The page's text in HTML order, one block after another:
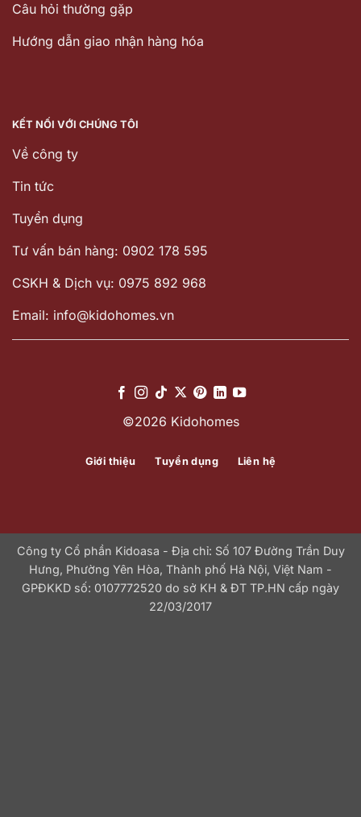
Câu hỏi thường gặp
Hướng dẫn giao nhận hàng hóa
KẾT NỐI VỚI CHÚNG TÔI
Về công ty
Tin tức
Tuyển dụng
Tư vấn bán hàng: 0902 178 595
CSKH & Dịch vụ: 0975 892 968
Email: info@kidohomes.vn
©2026 Kidohomes
Giới thiệu Tuyển dụng Liên hệ
Công ty Cổ phần Kidoasa - Địa chỉ: Số 107 Đường Trần Duy
Hưng, Phường Yên Hòa, Thành phố Hà Nội, Việt Nam -
GPĐKKD số: 0107772520 do sở KH & ĐT TP.HN cấp ngày
22/03/2017